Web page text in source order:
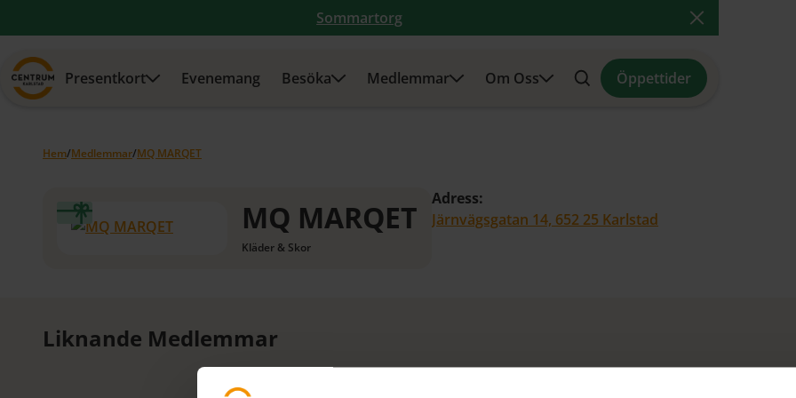
Sommartorg
Close
Presentkort Evenemang Besöka Medlemmar Om Oss
Search
Öppettider
Hem/Medlemmar/MQ MARQET
MQ MARQET
Kläder & Skor
Adress:
Järnvägsgatan 14, 652 25 Karlstad
Liknande Medlemmar